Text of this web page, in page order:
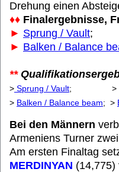
Drehung einen
♦♦ Finalergebnisse,
► Sprung / Vault
► Balken / Balance
**
> Sprung / Vault; >
> Balken / Balance beam; >
Bei den Männern
Armeniens Turner
Am ersten Finaltag
MERDINYAN